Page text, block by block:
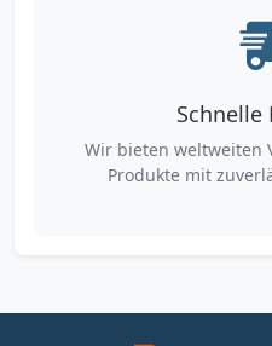
Schnelle
Wir bieten weltweiten
Produkte mit